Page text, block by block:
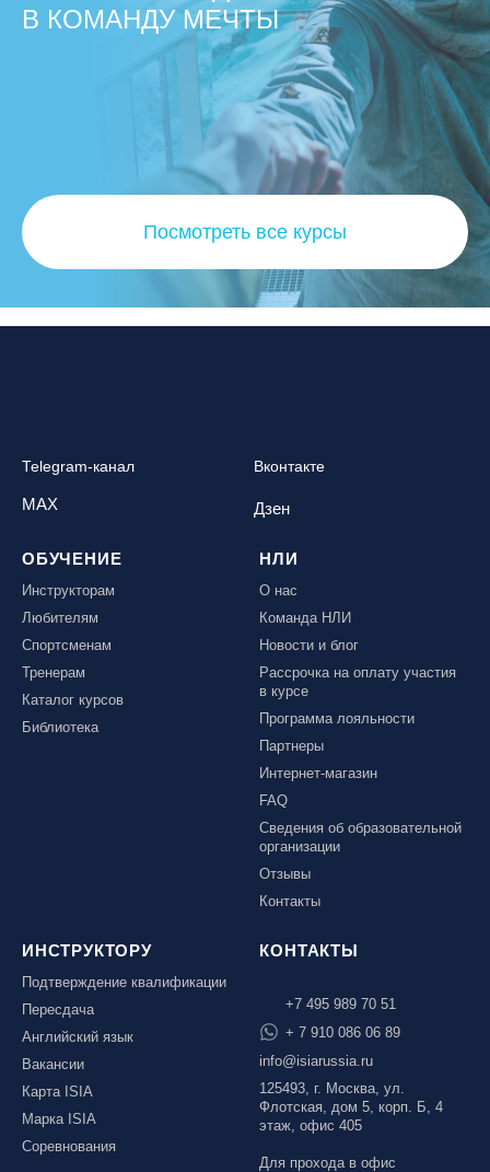
В КОМАНДУ МЕЧТЫ
Посмотреть все курсы
Telegram-канал Вконтакте
MAX Дзен
ОБУЧЕНИЕ
Инструкторам
Любителям
Спортсменам
Тренерам
Каталог курсов
Библиотека
НЛИ
О нас
Команда НЛИ
Новости и блог
Рассрочка на оплату участия
в курсе
Программа лояльности
Партнеры
Интернет-магазин
FAQ
Сведения об образовательной
организации
Отзывы
Контакты
ИНСТРУКТОРУ
Подтверждение квалификации
Пересдача
Английский язык
Вакансии
Карта ISIA
Марка ISIA
Соревнования
КОНТАКТЫ
+7 495 989 70 51
+ 7 910 086 06 89
info@isiarussia.ru
125493, г. Москва, ул.
Флотская, дом 5, корп. Б, 4
этаж, офис 405
Для прохода в офис